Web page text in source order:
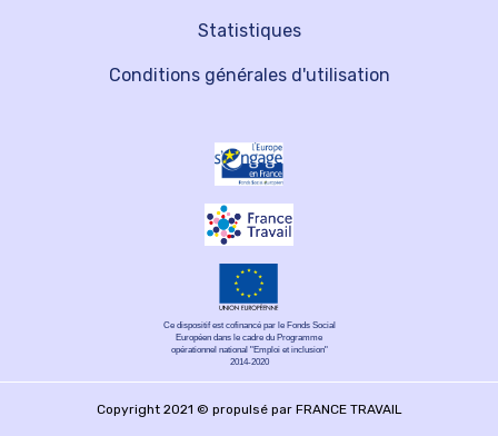
Statistiques
Conditions générales d'utilisation
Ce dispositif est cofinancé par le Fonds Social
Européen dans le cadre du Programme
opérationnel national "Emploi et inclusion"
2014-2020
Copyright 2021 © propulsé par FRANCE TRAVAIL